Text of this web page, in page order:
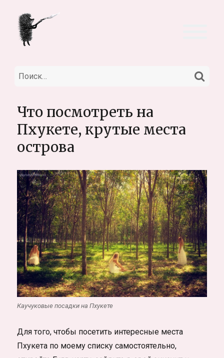
Искать:
Что посмотреть на
Пхукете, крутые места
острова
Каучуковые посадки на Пхукете
Для того, чтобы посетить интересные места
Пхукета по моему списку самостоятельно,